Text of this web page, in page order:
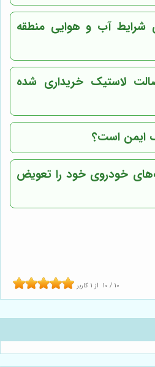
شرایط آب و هوایی منطقه
لاستیک خریداری شده
ایمن است؟
خودروی خود را تعویض
10 / 10 از 1 کاربر